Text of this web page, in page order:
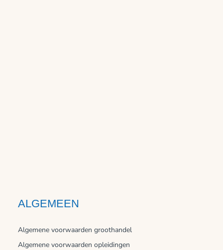
ALGEMEEN
Algemene voorwaarden groothandel
Algemene voorwaarden opleidingen